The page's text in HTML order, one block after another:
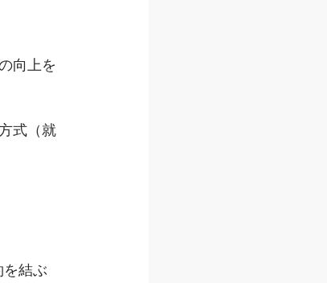
向上を
式（就
結ぶ